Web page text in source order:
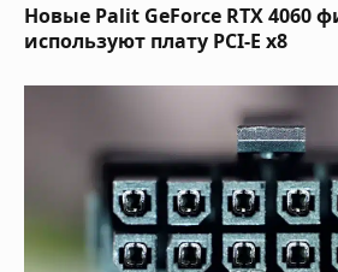
Новые Palit GeForce RTX 4060
используют плату PCI-E x8